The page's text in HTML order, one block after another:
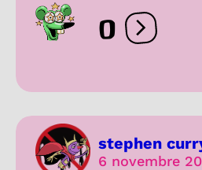
0 Ouvrir les
stephen
6 novembre